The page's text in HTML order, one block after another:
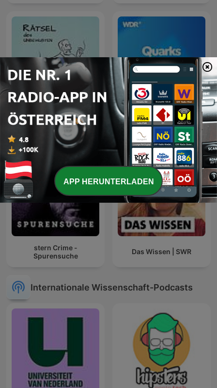
Rätsel des Unbewußten.
Psychoanalyse &
Psychotherapie.
Quarks Daily
stern Crime -
Spurensuche
Das Wissen | SWR
Internationale Wissenschaft-Podcasts
APP HERUNTERLADEN